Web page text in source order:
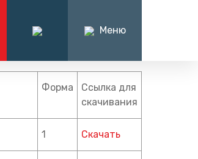
Меню
О компании
Вакансии
Наша команда
Форма
Ссылка для
скачивания
1 Скачать